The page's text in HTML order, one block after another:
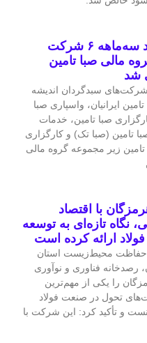
عملکرد سه‌ماهه ۶ شرکت‌
مالی صبا تامین
شد
سبدگردان اندیشه
ایرانیان، واسپاری صبا
صبا تامین، خدمات
تامین (صبا تک) و کارگزاری
تامین زیر مجموعه گروه مالی
با اقتصاد
نگاه تازه‌ای به توسعه
ارائه کرده است
حفاظت محیط‌زیست استان
رصدخانه فناوری و نوآوری
را یکی از مهم‌ترین
تحول در صنعت فولاد
و تأکید کرد: این شرکت با